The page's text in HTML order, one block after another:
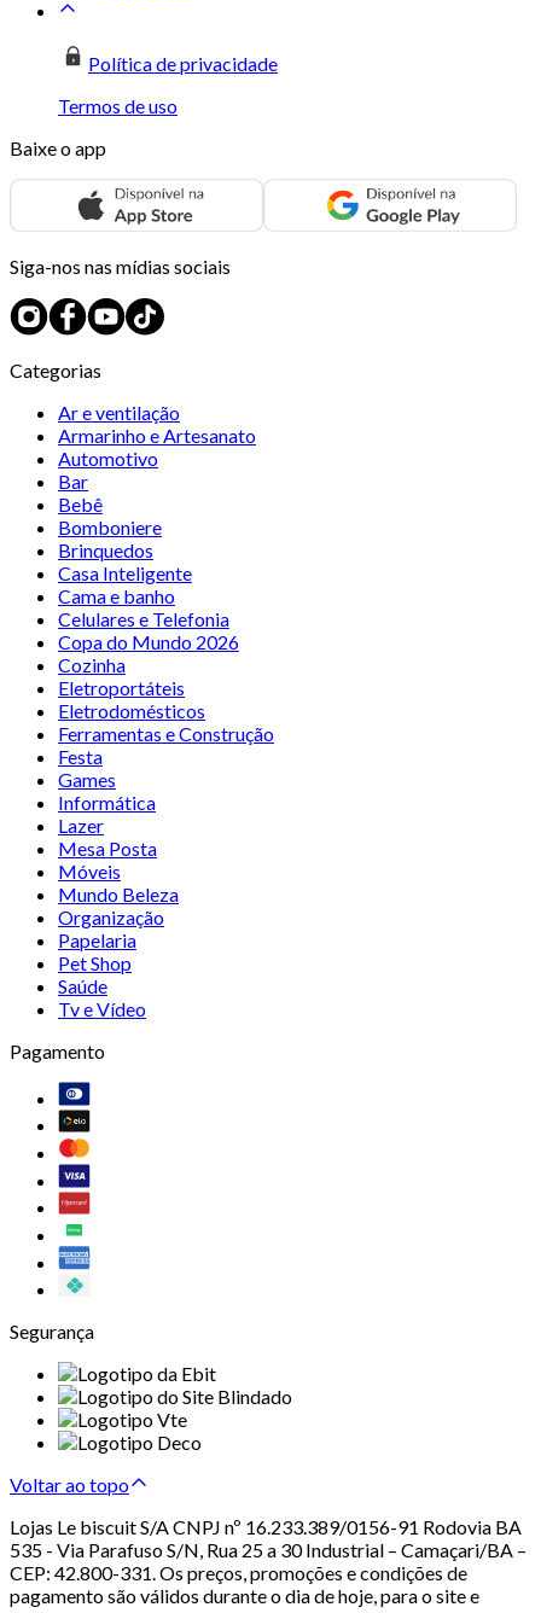
Política de privacidade
Termos de uso
Baixe o app
Siga-nos nas mídias sociais
Categorias
Ar e ventilação
Armarinho e Artesanato
Automotivo
Bar
Bebê
Bomboniere
Brinquedos
Casa Inteligente
Cama e banho
Celulares e Telefonia
Copa do Mundo 2026
Cozinha
Eletroportáteis
Eletrodomésticos
Ferramentas e Construção
Festa
Games
Informática
Lazer
Mesa Posta
Móveis
Mundo Beleza
Organização
Papelaria
Pet Shop
Saúde
Tv e Vídeo
Pagamento
Segurança
Voltar ao topo
Lojas Le biscuit S/A CNPJ nº 16.233.389/0156-91 Rodovia BA
535 - Via Parafuso S/N, Rua 25 a 30 Industrial – Camaçari/BA –
CEP: 42.800-331. Os preços, promoções e condições de
pagamento são válidos durante o dia de hoje, para o site e